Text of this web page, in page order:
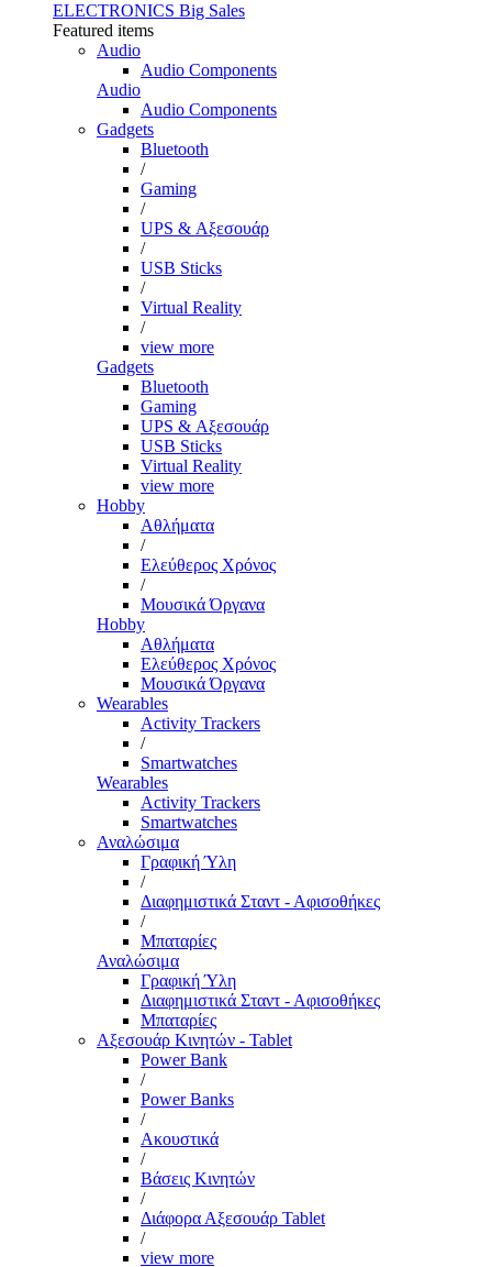
ELECTRONICS Big Sales
Featured items
Audio
Audio Components
Audio
Audio Components
Gadgets
Bluetooth
/
Gaming
/
UPS & Αξεσουάρ
/
USB Sticks
/
Virtual Reality
/
view more
Gadgets
Bluetooth
Gaming
UPS & Αξεσουάρ
USB Sticks
Virtual Reality
view more
Hobby
Αθλήματα
/
Ελεύθερος Χρόνος
/
Μουσικά Όργανα
Hobby
Αθλήματα
Ελεύθερος Χρόνος
Μουσικά Όργανα
Wearables
Activity Trackers
/
Smartwatches
Wearables
Activity Trackers
Smartwatches
Αναλώσιμα
Γραφική Ύλη
/
Διαφημιστικά Σταντ - Αφισοθήκες
/
Μπαταρίες
Αναλώσιμα
Γραφική Ύλη
Διαφημιστικά Σταντ - Αφισοθήκες
Μπαταρίες
Αξεσουάρ Κινητών - Tablet
Power Bank
/
Power Banks
/
Ακουστικά
/
Βάσεις Κινητών
/
Διάφορα Αξεσουάρ Tablet
/
view more